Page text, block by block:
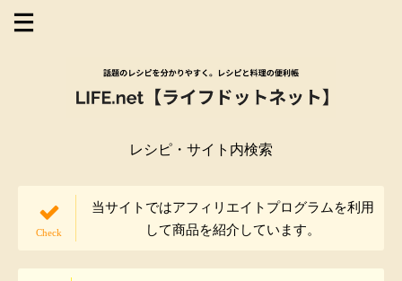
レシピ・サイト内検索
当サイトではアフィリエイトプログラムを利用
して商品を紹介しています。